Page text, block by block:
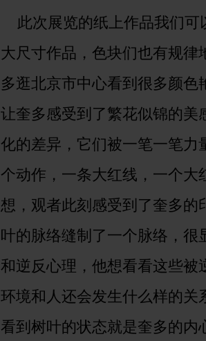
此次展览的纸上作品我们
大尺寸作品 ， 色块们也有规律
多逛北京市中心看到很多颜
让奎多感受到了繁花似锦的
化的差异，它们被一笔一笔
个动作， 一条大红线，一个大
想，观者此刻感受到了奎多的
叶的脉络缝制了一个脉络， 很
和逆反心理，他想看看这些被
环境和人还会发生什么样的
看到树叶的状态就是奎多的内